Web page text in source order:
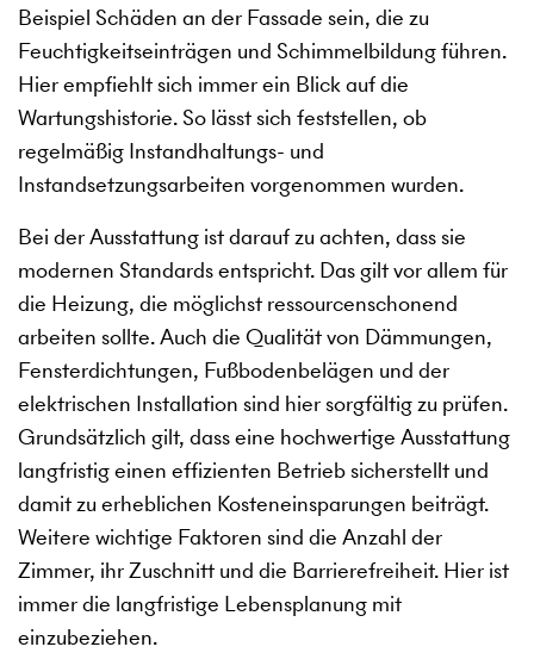
Beispiel Schäden an der Fassade sein, die zu
Feuchtigkeitseinträgen und Schimmelbildung führen.
Hier empfiehlt sich immer ein Blick auf die
Wartungshistorie. So lässt sich feststellen, ob
regelmäßig Instandhaltungs- und
Instandsetzungsarbeiten vorgenommen wurden.
Bei der Ausstattung ist darauf zu achten, dass sie
modernen Standards entspricht. Das gilt vor allem für
die Heizung, die möglichst ressourcenschonend
arbeiten sollte. Auch die Qualität von Dämmungen,
Fensterdichtungen, Fußbodenbelägen und der
elektrischen Installation sind hier sorgfältig zu prüfen.
Grundsätzlich gilt, dass eine hochwertige Ausstattung
langfristig einen effizienten Betrieb sicherstellt und
damit zu erheblichen Kosteneinsparungen beiträgt.
Weitere wichtige Faktoren sind die Anzahl der
Zimmer, ihr Zuschnitt und die Barrierefreiheit. Hier ist
immer die langfristige Lebensplanung mit
einzubeziehen.